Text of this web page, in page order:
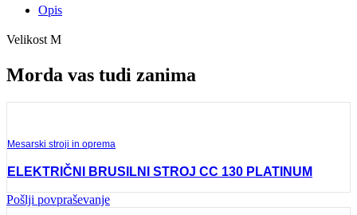
Opis
Velikost M
Morda vas tudi zanima
Mesarski stroji in oprema
ELEKTRIČNI BRUSILNI STROJ CC 130 PLATINUM
Pošlji povpraševanje